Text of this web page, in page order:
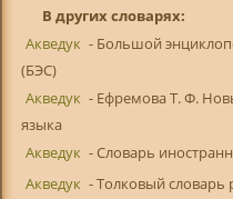
В других словарях:
Акведук - Большой
(БЭС)
Акведук - Ефремова Т. Ф.
языка
Акведук - Словарь
Акведук - Толковый словарь